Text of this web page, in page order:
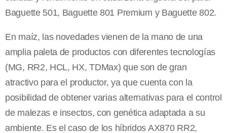
Baguette 501, Baguette 801 Premium y Baguette 802.
En maíz, las novedades vienen de la mano de una
amplia paleta de productos con diferentes tecnologías
(MG, RR2, HCL, HX, TDMax) que son de gran
atractivo para el productor, ya que cuenta con la
posibilidad de obtener varias alternativas para el control
de malezas e insectos, con genética adaptada a su
ambiente. Es el caso de los híbridos AX870 RR2,